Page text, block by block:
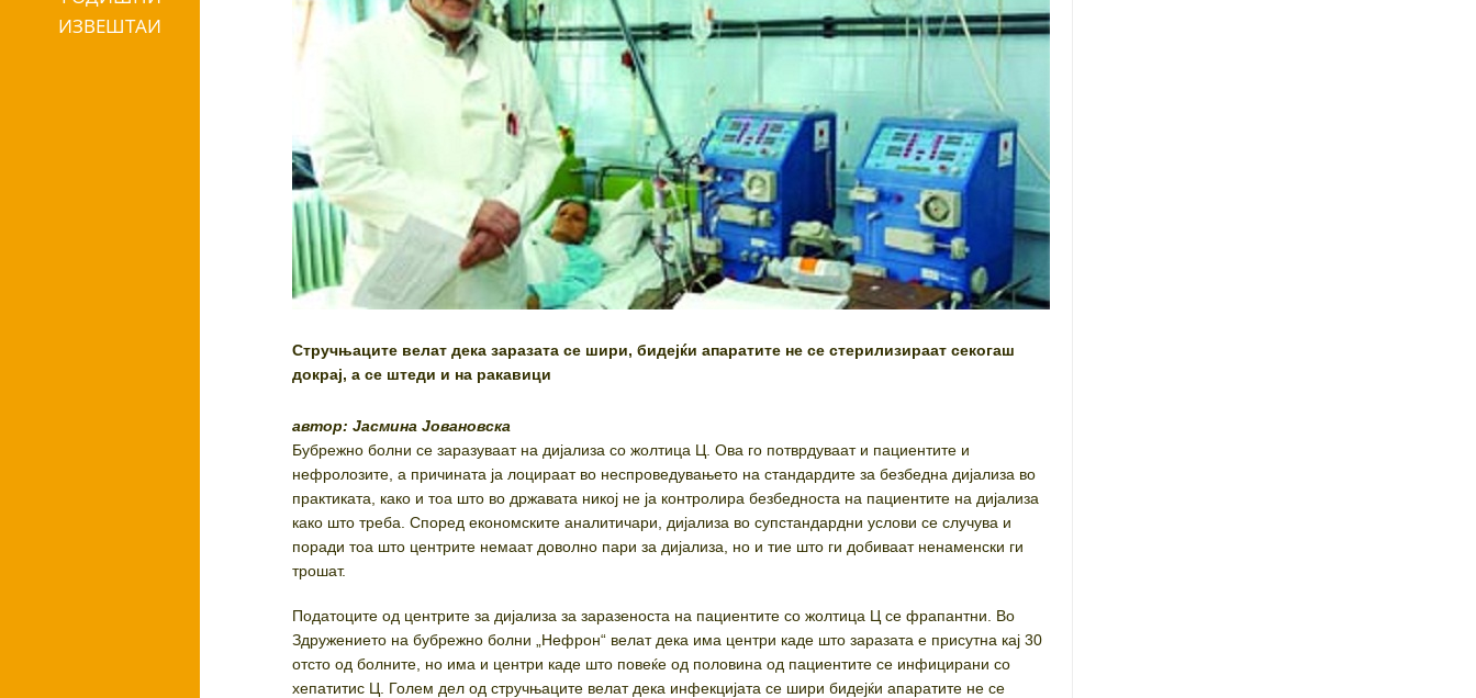
ИЗВЕШТАИ
Стручњаците велат дека заразата се шири, бидејќи апаратите не се стерилизираат секогаш
докрај, а се штеди и на ракавици
автор: Јасмина Јовановска
Бубрежно болни се заразуваат на дијализа со жолтица Ц. Ова го потврдуваат и пациентите и
нефролозите, а причината ја лоцираат во неспроведувањето на стандардите за безбедна дијализа во
практиката, како и тоа што во државата никој не ја контролира безбедноста на пациентите на дијализа
како што треба. Според економските аналитичари, дијализа во супстандардни услови се случува и
поради тоа што центрите немаат доволно пари за дијализа, но и тие што ги добиваат ненаменски ги
трошат.
Податоците од центрите за дијализа за заразеноста на пациентите со жолтица Ц се фрапантни. Во
Здружението на бубрежно болни „Нефрон“ велат дека има центри каде што заразата е присутна кај 30
отсто од болните, но има и центри каде што повеќе од половина од пациентите се инфицирани со
хепатитис Ц. Голем дел од стручњаците велат дека инфекцијата се шири бидејќи апаратите не се